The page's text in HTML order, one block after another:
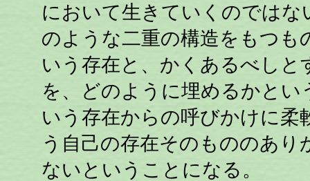
において生きていくのでは
のような二重の構造をもつ
いう存在と、かくあるべし
を、どのように埋めるかと
いう存在からの呼びかけに
う自己の存在そのもののあ
ないということになる。